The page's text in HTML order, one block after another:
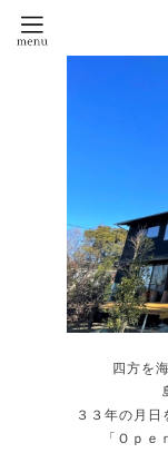
四方を
３３年の月
「Ｏｐ